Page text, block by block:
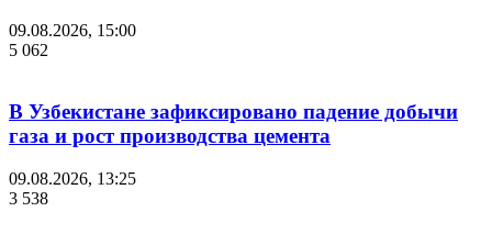
09.08.2026, 15:00
5 062
В Узбекистане зафиксировано падение добычи
газа и рост производства цемента
09.08.2026, 13:25
3 538